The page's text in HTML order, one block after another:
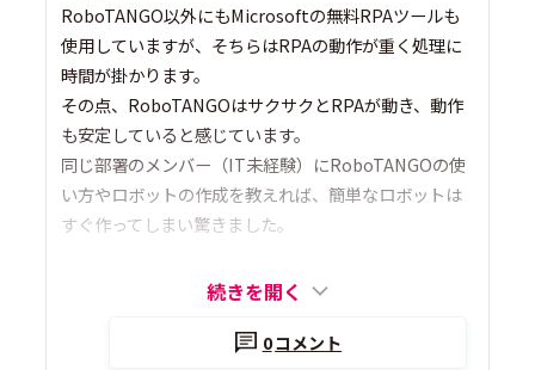
RoboTANGO以外にもMicrosoftの無料RPAツールも
使用していますが、そちらはRPAの動作が重く処理に
時間が掛かります。
その点、RoboTANGOはサクサクとRPAが動き、動作
も安定していると感じています。
同じ部署のメンバー（IT未経験）にRoboTANGOの使
い方やロボットの作成を教えれば、簡単なロボットは
すぐ作ってしまい驚きました。
続きを開く
0コメント